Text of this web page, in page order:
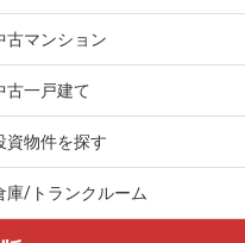
古マンション
古一戸建て
資物件を探す
庫/トランクルーム